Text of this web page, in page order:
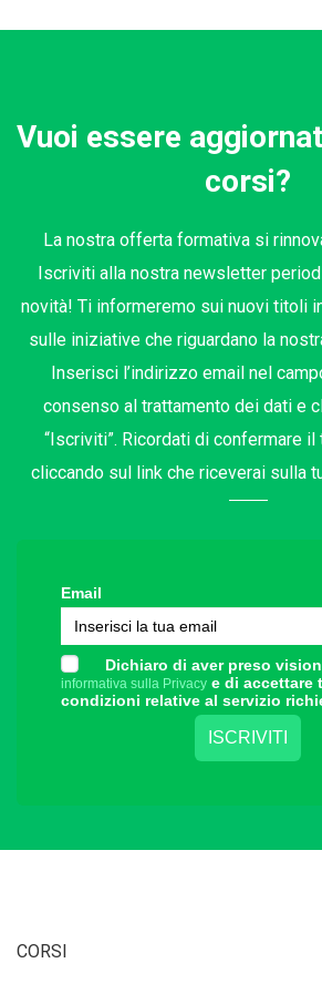
Vuoi essere
corsi?
La nostra offerta formativa si
Iscriviti alla nostra newsletter
novità! Ti informeremo sui nuovi titoli
sulle iniziative che riguardano la
Inserisci l’indirizzo email nel
consenso al trattamento dei dati e
“Iscriviti”. Ricordati di confermare
cliccando sul link che riceverai sulla
Email
Dichiaro di aver preso
informativa sulla Privacy e di accettare
condizioni relative al servizio
CORSI